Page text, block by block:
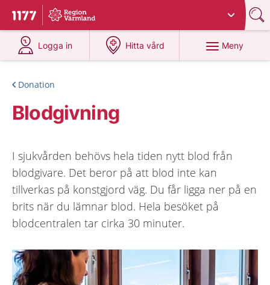
Till startsidan för 1177
Du har valt region
Logga in
på 1177.se
Hitta vård
på 1177.se
Meny
Donation
Blodgivning
I sjukvården behövs hela tiden nytt blod från
blodgivare. Det beror på att blod inte kan
tillverkas på konstgjord väg. Du får ligga ner på en
brits när du lämnar blod. Hela besöket på
blodcentralen tar cirka 30 minuter.